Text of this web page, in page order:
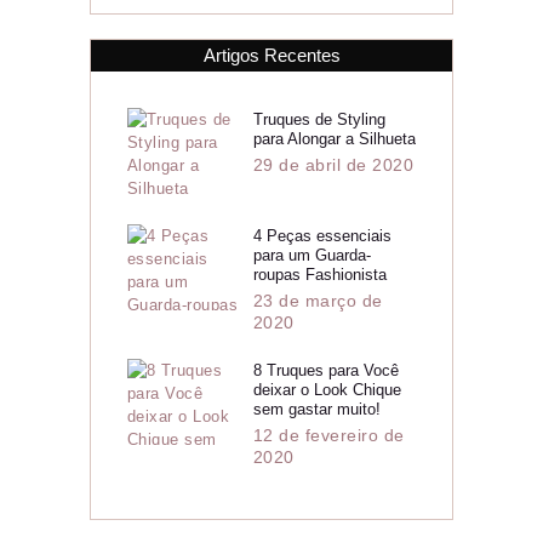
Artigos Recentes
Truques de Styling
para Alongar a Silhueta
29 de abril de 2020
4 Peças essenciais
para um Guarda-
roupas Fashionista
23 de março de
2020
8 Truques para Você
deixar o Look Chique
sem gastar muito!
12 de fevereiro de
2020